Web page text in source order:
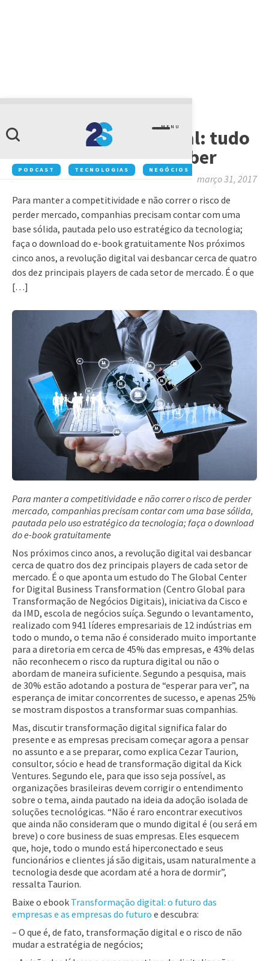
MENU
PODCAST TECNOLOGIAS NEGÓCIOS
Transformação digital: tudo
o que você precisa saber
março 31, 2017
Para manter a competitividade e não correr o risco de
perder mercado, companhias precisam contar com uma
base sólida, pautada pelo uso estratégico da tecnologia;
faça o download do e-book gratuitamente Nos próximos
cinco anos, a revolução digital vai desbancar cerca de quatro
dos dez principais players de cada setor de mercado. É o que
[…]
Para manter a competitividade e não correr o risco de perder
mercado, companhias precisam contar com uma base sólida,
pautada pelo uso estratégico da tecnologia; faça o download
do e-book gratuitamente
Nos próximos cinco anos, a revolução digital vai desbancar
cerca de quatro dos dez principais players de cada setor de
mercado. É o que aponta um estudo do The Global Center
for Digital Business Transformation (Centro Global para
Transformação de Negócios Digitais), iniciativa da Cisco e
da IMD, escola de negócios suíça. Segundo o levantamento,
realizado com 941 líderes empresariais de 12 indústrias em
todo o mundo, o tema não é considerado muito importante
para a diretoria em cerca de 45% das empresas, e 43% delas
não reconhecem o risco da ruptura digital ou não o
abordam de maneira suficiente. Segundo a pesquisa, mais
de 30% estão adotando a postura de “esperar para ver”, na
esperança de imitar concorrentes de sucesso, e apenas 25%
se mostram dispostos a transformar suas companhias.
Mas, discutir transformação digital significa falar do
presente e as empresas precisam começar agora a pensar
no assunto e a se preparar, como explica Cezar Taurion,
consultor, sócio e head de transformação digital da Kick
Ventures. Segundo ele, para que isso seja possível, as
organizações brasileiras devem corrigir o entendimento
sobre o tema, ainda pautado na ideia da adoção isolada de
soluções tecnológicas. “Não é raro encontrar executivos
que ainda não consideram que o mundo digital é (ou será em
breve) o core business de suas empresas. Eles esquecem
que, hoje, todo o mundo está hiperconectado e seus
funcionários e clientes já são digitais, usam naturalmente a
tecnologia desde que acordam até a hora de dormir”,
ressalta Taurion.
Baixe o ebook Transformação digital: o futuro das
empresas e as empresas do futuro e descubra:
– O que é, de fato, transformação digital e o risco de não
mudar a estratégia de negócios;